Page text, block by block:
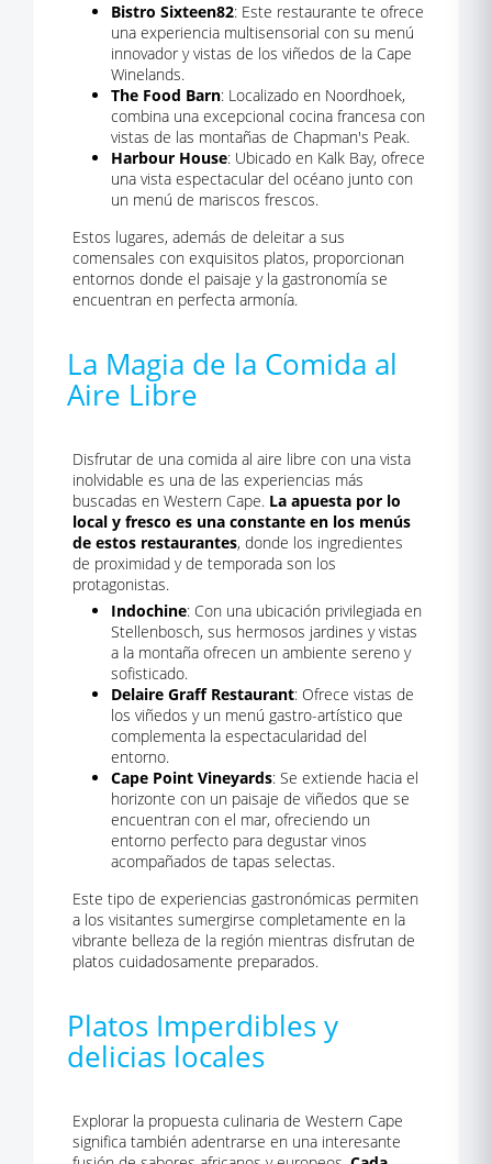
Bistro Sixteen82: Este restaurante te ofrece
una experiencia multisensorial con su menú
innovador y vistas de los viñedos de la Cape
Winelands.
The Food Barn: Localizado en Noordhoek,
combina una excepcional cocina francesa con
vistas de las montañas de Chapman's Peak.
Harbour House: Ubicado en Kalk Bay, ofrece
una vista espectacular del océano junto con
un menú de mariscos frescos.
Estos lugares, además de deleitar a sus
comensales con exquisitos platos, proporcionan
entornos donde el paisaje y la gastronomía se
encuentran en perfecta armonía.
La Magia de la Comida al
Aire Libre
Disfrutar de una comida al aire libre con una vista
inolvidable es una de las experiencias más
buscadas en Western Cape. La apuesta por lo
local y fresco es una constante en los menús
de estos restaurantes, donde los ingredientes
de proximidad y de temporada son los
protagonistas.
Indochine: Con una ubicación privilegiada en
Stellenbosch, sus hermosos jardines y vistas
a la montaña ofrecen un ambiente sereno y
sofisticado.
Delaire Graff Restaurant: Ofrece vistas de
los viñedos y un menú gastro-artístico que
complementa la espectacularidad del
entorno.
Cape Point Vineyards: Se extiende hacia el
horizonte con un paisaje de viñedos que se
encuentran con el mar, ofreciendo un
entorno perfecto para degustar vinos
acompañados de tapas selectas.
Este tipo de experiencias gastronómicas permiten
a los visitantes sumergirse completamente en la
vibrante belleza de la región mientras disfrutan de
platos cuidadosamente preparados.
Platos Imperdibles y
delicias locales
Explorar la propuesta culinaria de Western Cape
significa también adentrarse en una interesante